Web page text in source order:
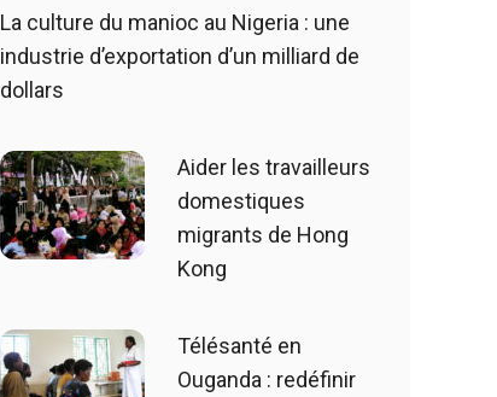
La culture du manioc au Nigeria : une
industrie d’exportation d’un milliard de
dollars
Aider les travailleurs
domestiques
migrants de Hong
Kong
Télésanté en
Ouganda : redéfinir